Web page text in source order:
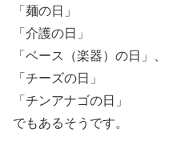
「麺の日」
「介護の日」
「ベース（楽器）の日」、
「チーズの日」
「チンアナゴの日」
でもあるそうです。